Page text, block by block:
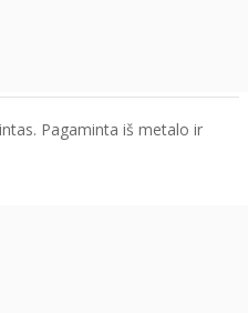
Pagaminta iš metalo ir